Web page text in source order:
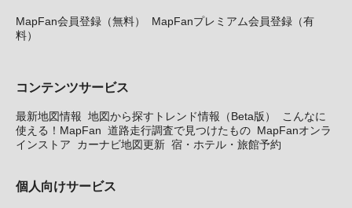
MapFan会員登録（無料）
MapFanプレミアム会員登録（有
料）
コンテンツサービス
最新地図情報 地図から探すトレンド情報（Beta版）
こんなに
使える！MapFan 道路走行調査で見つけたもの MapFanオンラ
インストア
カーナビ地図更新 宿・ホテル・旅館予約
個人向けサービス